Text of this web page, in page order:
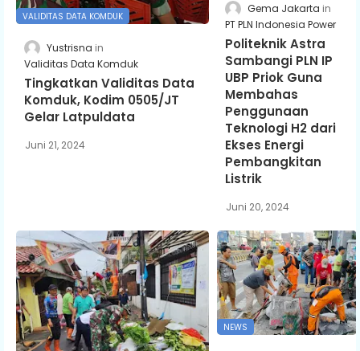
VALIDITAS DATA KOMDUK
Yustrisna
Validitas Data Komduk
Tingkatkan Validitas Data
Komduk, Kodim 0505/JT
Gelar Latpuldata
Juni 21, 2024
Gema Jakarta
PT PLN Indonesia Power
Politeknik Astra
Sambangi PLN IP
UBP Priok Guna
Membahas
Penggunaan
Teknologi H2 dari
Ekses Energi
Pembangkitan
Listrik
Juni 20, 2024
NEWS